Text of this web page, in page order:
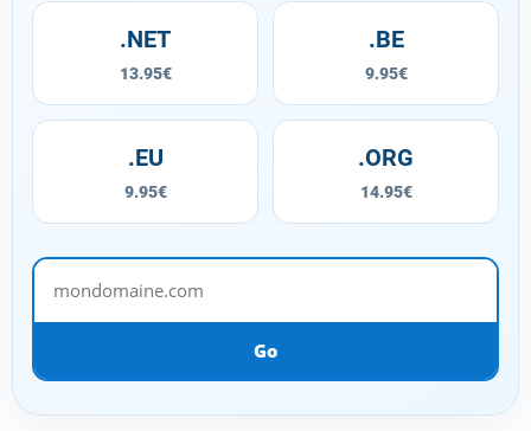
.NET
13.95€
.BE
9.95€
.EU
9.95€
.ORG
14.95€
mondomaine.com
Go